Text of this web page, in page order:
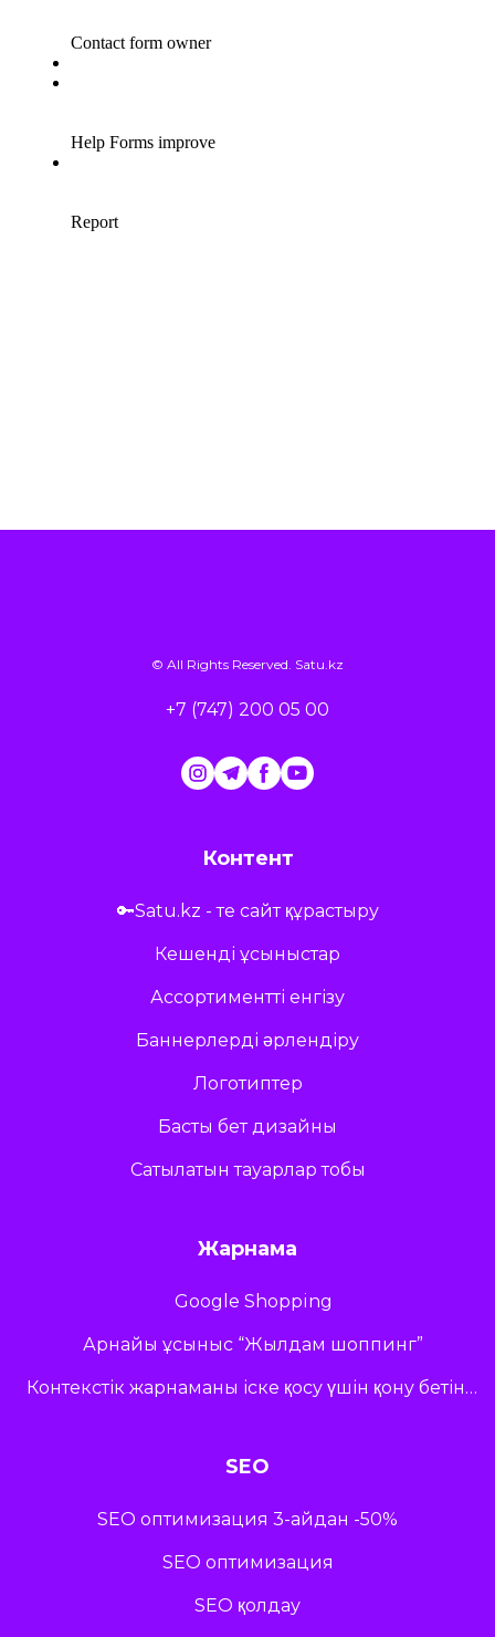
© All Rights Reserved. Satu.kz
+7 (747) 200 05 00
Контент
🔑Satu.kz - те сайт құрастыру
Кешенді ұсыныстар
Ассортиментті енгізу
Баннерлерді әрлендіру
Логотиптер
Басты бет дизайны
Сатылатын тауарлар тобы
Жарнама
Google Shopping
Арнайы ұсыныс “Жылдам шоппинг”
Контекстік жарнаманы іске қосу үшін қону бетіне арналған ұсыныстар
SEO
SEO оптимизация 3-айдан -50%
SEO оптимизация
SEO қолдау